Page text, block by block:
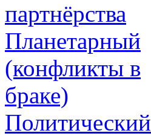
партнёрства
Планетарный
(конфликты в
браке)
Политический